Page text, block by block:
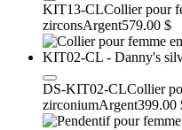
KIT13-CLCollier pour
zirconsArgent579.00 $
DS-KIT02-CLCollier
zirconiumArgent399.00